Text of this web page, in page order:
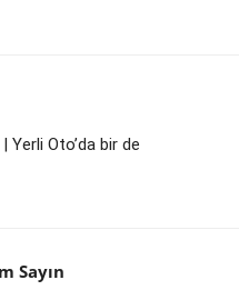
Yerli Oto’da bir de
Sayın